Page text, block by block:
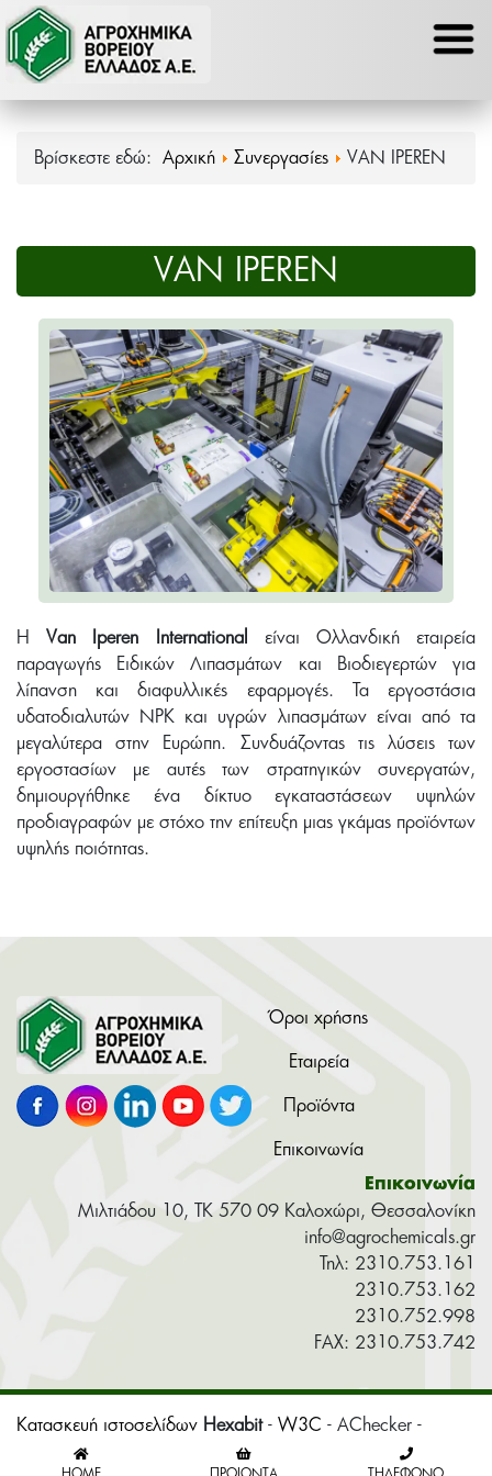
Βρίσκεστε εδώ: Αρχική Συνεργασίες VAN IPEREN
VAN IPEREN
Η Van Iperen International
είναι Ολλανδική εταιρεία
παραγωγής Ειδικών Λιπασμάτων και Βιοδιεγερτών για
λίπανση και διαφυλλικές εφαρμογές. Τα εργοστάσια
υδατοδιαλυτών NPK και υγρών λιπασμάτων είναι από τα
μεγαλύτερα στην Ευρώπη. Συνδυάζοντας τις λύσεις των
εργοστασίων με αυτές των στρατηγικών συνεργατών,
δημιουργήθηκε ένα δίκτυο εγκαταστάσεων υψηλών
προδιαγραφών με στόχο την επίτευξη μιας γκάμας προϊόντων
υψηλής ποιότητας.
Όροι χρήσης
Εταιρεία
Προϊόντα
Επικοινωνία
Επικοινωνία
Μιλτιάδου 10, ΤΚ 570 09 Καλοχώρι, Θεσσαλονίκη
info@agrochemicals.gr
Τηλ: 2310.753.161
2310.753.162
2310.752.998
FAX: 2310.753.742
Κατασκευή ιστοσελίδων Hexabit- W3C - AChecker -
Pagespeed